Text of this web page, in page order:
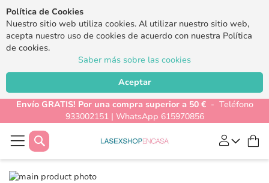
Política de Cookies
Nuestro sitio web utiliza cookies. Al utilizar nuestro sitio web,
acepta nuestro uso de cookies de acuerdo con nuestra Política
de cookies.
Saber más sobre las cookies
Aceptar
Envío GRATIS! Por una compra superior a 50 €- Teléfono
933002151 | WhatsApp 615970856
Buscar
Saltar